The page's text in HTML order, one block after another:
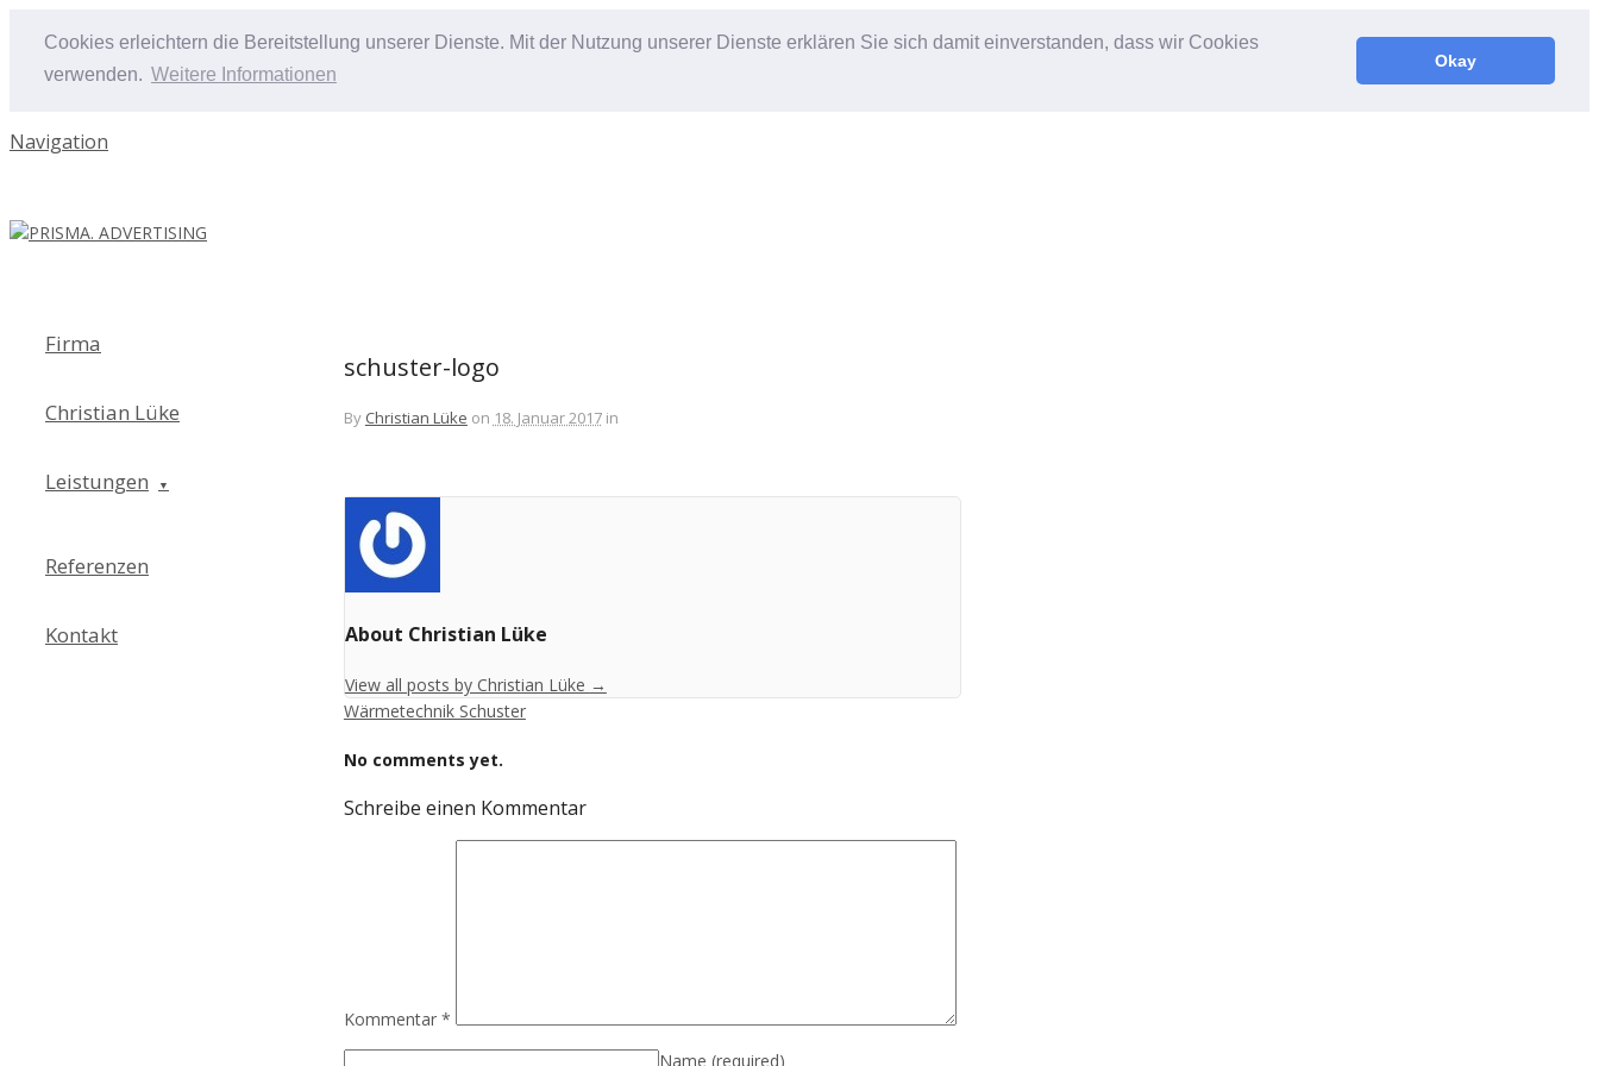
Cookies erleichtern die Bereitstellung unserer Dienste. Mit der Nutzung unserer Dienste erklären Sie sich damit einverstanden, dass wir Cookies
verwenden. Weitere Informationen
Okay
Navigation
schuster-logo
By Christian Lüke on 18. Januar 2017 in
About Christian Lüke
View all posts by Christian Lüke →
Wärmetechnik Schuster
No comments yet.
Schreibe einen Kommentar
Kommentar *
Name (required)
Firma
Christian Lüke
Leistungen
Referenzen
Kontakt